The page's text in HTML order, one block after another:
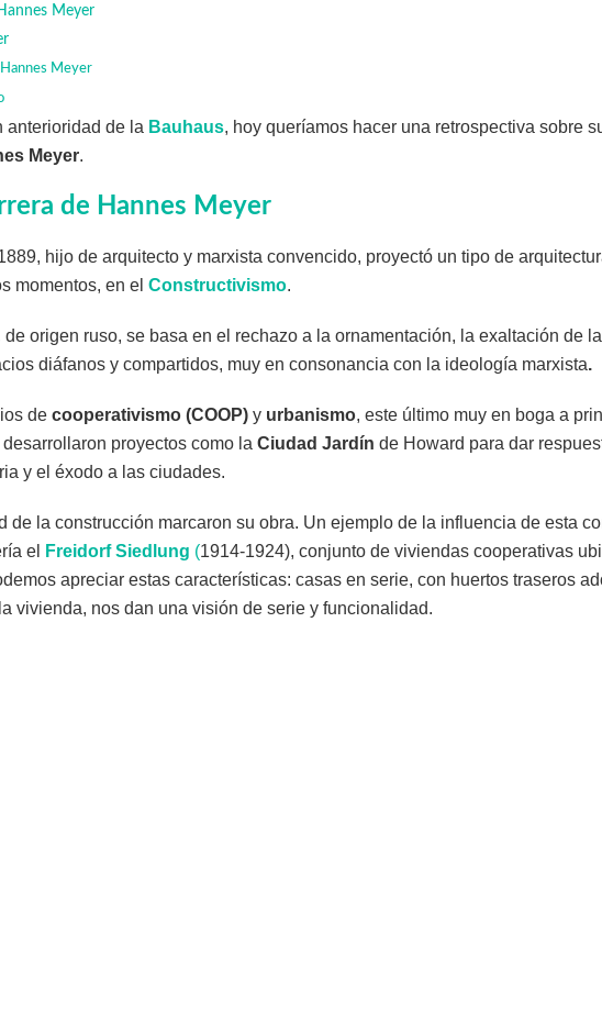
Meyer
Meyer
anterioridad de la Bauhaus, hoy queríamos hacer una retrospectiva sobre
Meyer.
de Hannes Meyer
hijo de arquitecto y marxista convencido, proyectó un tipo de
momentos, en el Constructivismo.
origen ruso, se basa en el rechazo a la ornamentación, la exaltación de
diáfanos y compartidos, muy en consonancia con la ideología marxista.
de cooperativismo (COOP) y urbanismo, este último muy en boga a
proyectos como la Ciudad Jardín de Howard para dar
y el éxodo a las ciudades.
de la construcción marcaron su obra. Un ejemplo de la influencia de esta
el
Freidorf Siedlung (1914-1924), conjunto de viviendas cooperativas
apreciar estas características: casas en serie, con huertos traseros
vivienda, nos dan una visión de serie y funcionalidad.